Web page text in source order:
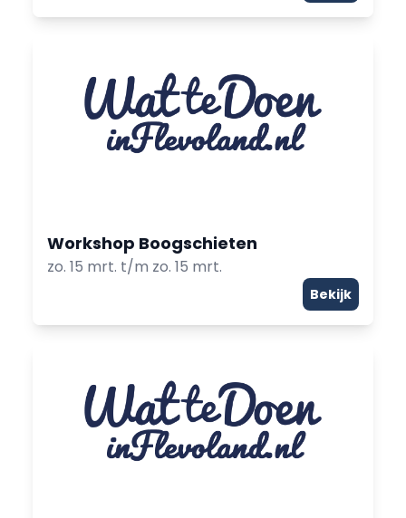
Workshop Boogschieten
zo. 15 mrt. t/m zo. 15 mrt.
Bekijk